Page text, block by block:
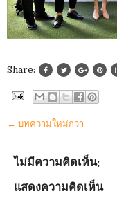
Share:
← บทความใหม่กว่า
ไม่มีความคิดเห็น:
แสดงความคิดเห็น